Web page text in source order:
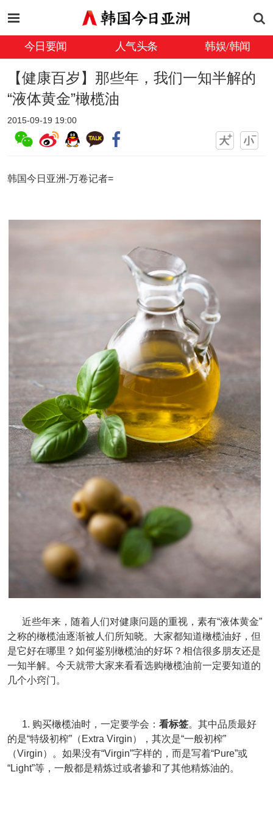
今日要闻 人气头条 韩娱/韩闻
【健康百岁】那些年，我们一知半解的
“液体黄金”橄榄油
2015-09-19 19:00
韩国今日亚洲-万卷记者=
近些年来，随着人们对健康问题的重视，素有“液体黄金”
之称的橄榄油逐渐被人们所知晓。大家都知道橄榄油好，但
是它好在哪里？如何鉴别橄榄油的好坏？相信很多朋友还是
一知半解。今天就带大家来看看选购橄榄油前一定要知道的
几个小窍门。
1. 购买橄榄油时，一定要学会： 看标签。其中品质最好
的是“特级初榨”（Extra Virgin），其次是“一般初榨”
（Virgin）。如果没有“Virgin”字样的，而是写着“Pure”或
“Light”等，一般都是精炼过或者掺和了其他精炼油的。